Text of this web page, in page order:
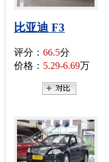
比亚迪 F3
评分： 66.5分
价格： 5.29-6.69万